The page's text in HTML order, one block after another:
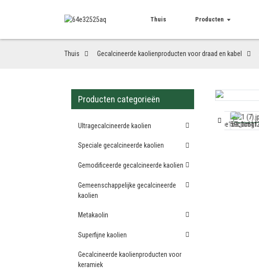
Thuis Producten
Thuis Gecalcineerde kaolienproducten voor draad en kabel
Producten categorieën
Ultragecalcineerde kaolien
Speciale gecalcineerde kaolien
Gemodificeerde gecalcineerde kaolien
Gemeenschappelijke gecalcineerde
kaolien
Metakaolin
Superfijne kaolien
Gecalcineerde kaolienproducten voor
keramiek
Loading...
Loading...